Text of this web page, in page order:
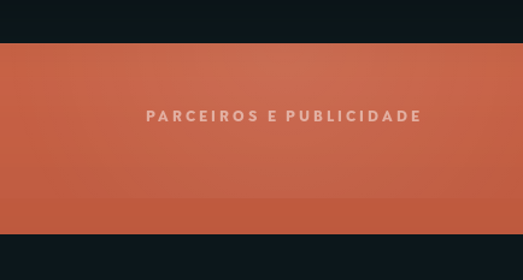
PARCEIROS E PUBLICIDADE